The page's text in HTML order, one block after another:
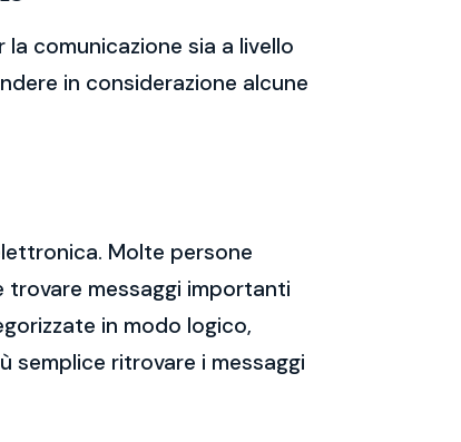
comunicazione sia a livello
in considerazione alcune
Molte persone
trovare messaggi importanti
in modo logico,
semplice ritrovare i messaggi